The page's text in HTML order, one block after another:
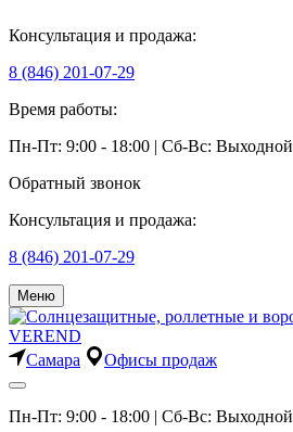
Консультация и продажа:
8 (846) 201-07-29
Время работы:
Пн-Пт: 9:00 - 18:00 | Сб-Вс: Выходной
Обратный звонок
Консультация и продажа:
8 (846) 201-07-29
Меню
Самара Офисы продаж
Пн-Пт: 9:00 - 18:00 | Сб-Вс: Выходной